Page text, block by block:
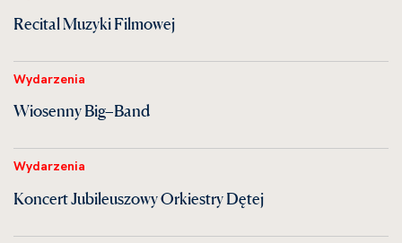
Recital Muzyki Filmowej
Wydarzenia
Wiosenny Big–Band
Wydarzenia
Koncert Jubileuszowy Orkiestry Dętej